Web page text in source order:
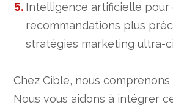
Intelligence artificielle pour
recommandations plus
stratégies marketing ultra-
Chez Cible, nous comprenons
Nous vous aidons à intégrer